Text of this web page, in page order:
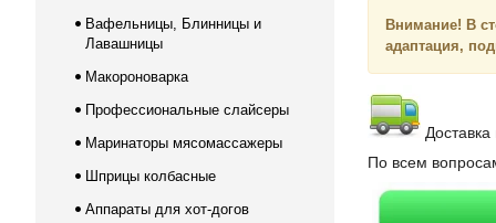
Внимание! В
адаптация,
По всем
Вафельницы, Блинницы и
Лавашницы
Макороноварка
Профессиональные слайсеры
Маринаторы мясомассажеры
Шприцы колбасные
Аппараты для хот-догов